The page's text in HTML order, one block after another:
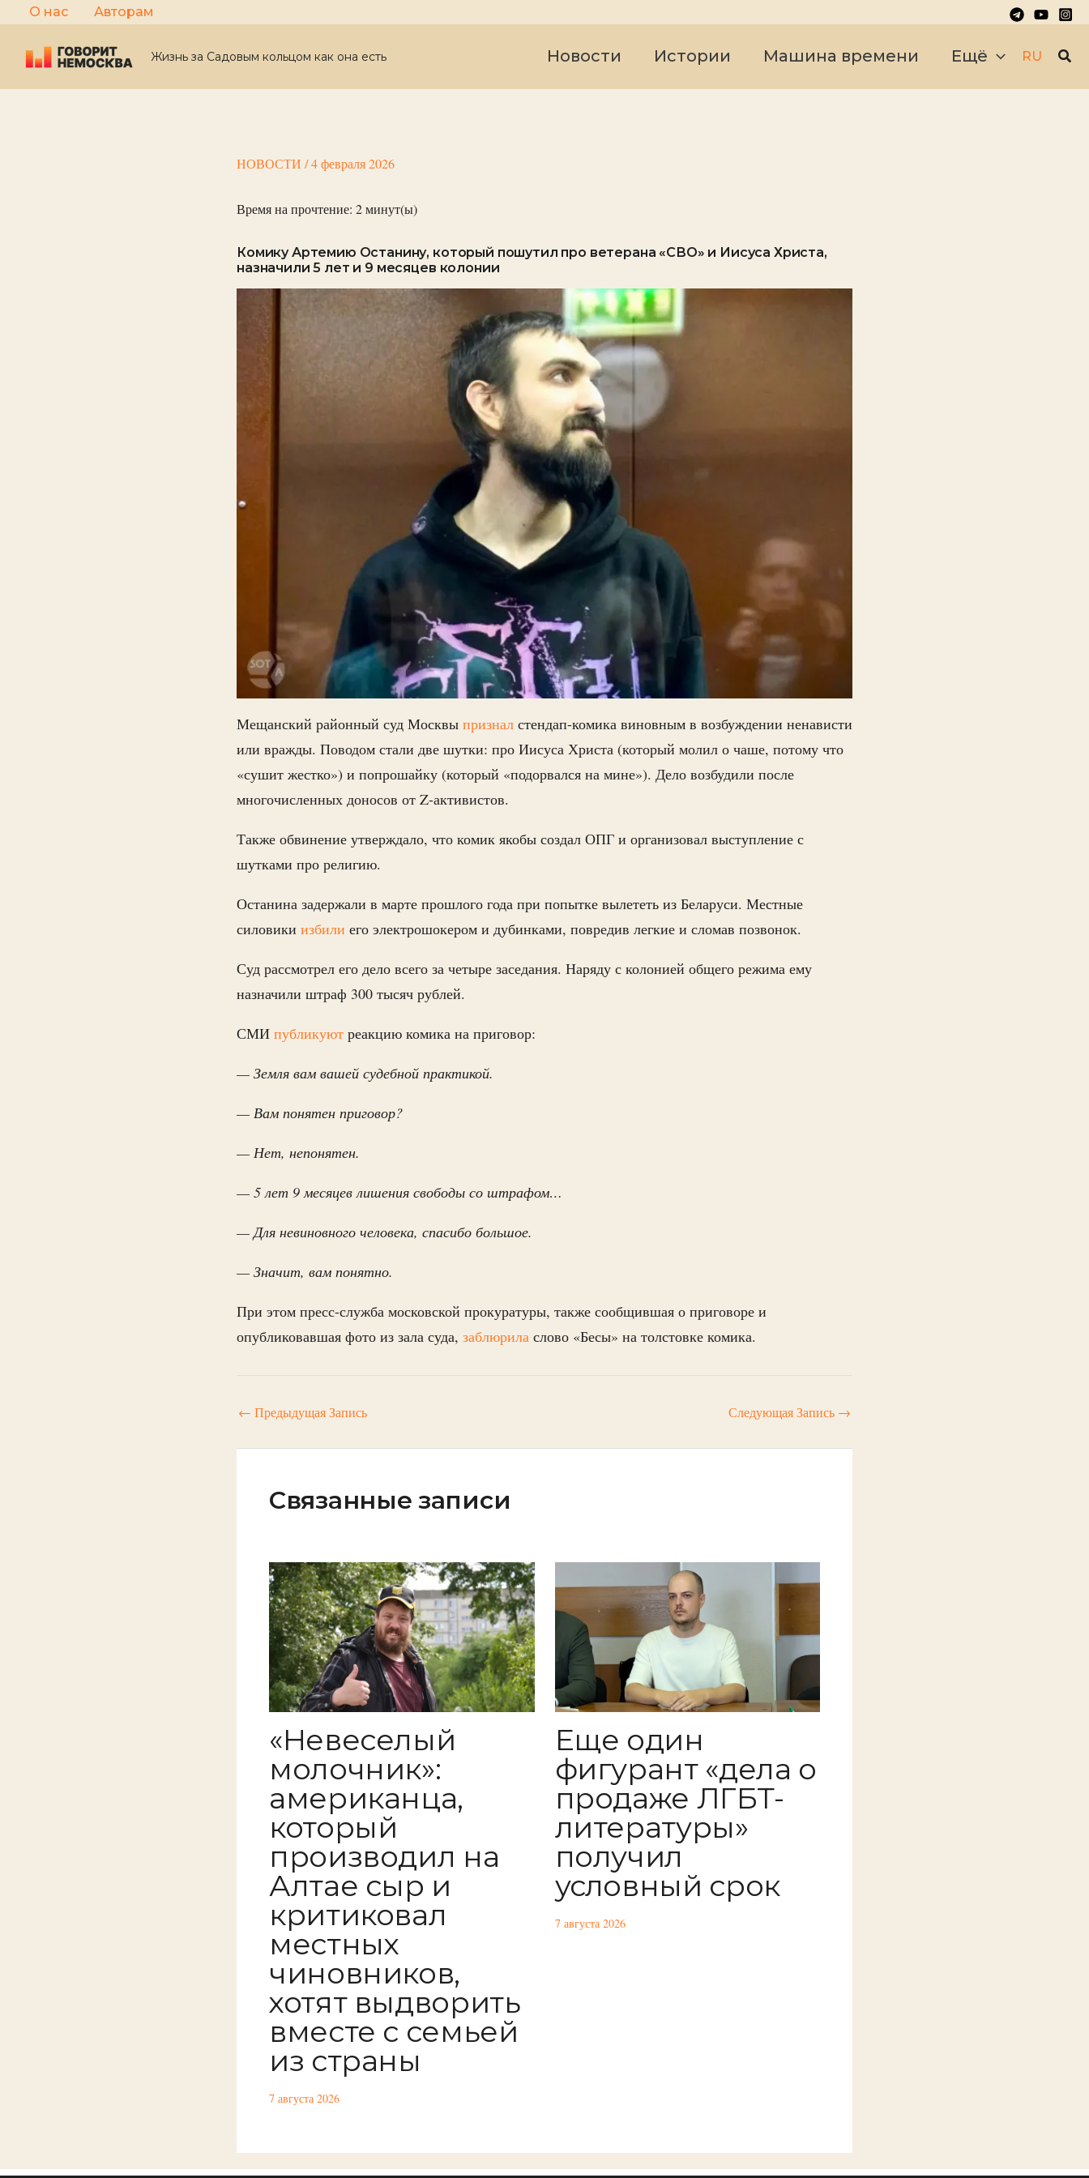
Перейти
к
содержимому
О нас Авторам
Жизнь за Садовым кольцом как она есть Новости Истории Машина времени Ещё RU
НОВОСТИ /4 февраля 2026
Время на прочтение: 2минут(ы)
Комику Артемию Останину, который пошутил про ветерана «СВО» и Иисуса Христа,
назначили 5 лет и 9 месяцев колонии
Мещанский районный суд Москвы признал стендап-комика виновным в возбуждении ненависти
или вражды. Поводом стали две шутки: про Иисуса Христа (который молил о чаше, потому что
«сушит жестко») и попрошайку (который «подорвался на мине»). Дело возбудили после
многочисленных доносов от Z-активистов.
Также обвинение утверждало, что комик якобы создал ОПГ и организовал выступление с
шутками про религию.
Останина задержали в марте прошлого года при попытке вылететь из Беларуси. Местные
силовики избили его электрошокером и дубинками, повредив легкие и сломав позвонок.
Суд рассмотрел его дело всего за четыре заседания. Наряду с колонией общего режима ему
назначили штраф 300 тысяч рублей.
СМИ публикуют реакцию комика на приговор:
— Земля вам вашей судебной практикой.
— Вам понятен приговор?
— Нет, непонятен.
— 5 лет 9 месяцев лишения свободы со штрафом…
— Для невиновного человека, спасибо большое.
— Значит, вам понятно.
При этом пресс-служба московской прокуратуры, также сообщившая о приговоре и
опубликовавшая фото из зала суда, заблюрила слово «Бесы» на толстовке комика.
← Предыдущая Запись Следующая Запись →
Связанные записи
«Невеселый
молочник»:
американца,
который
производил на
Алтае сыр и
критиковал
местных
чиновников,
хотят выдворить
вместе с семьей
из страны
7 августа 2026
Еще один
фигурант «дела о
продаже ЛГБТ-
литературы»
получил
условный срок
7 августа 2026